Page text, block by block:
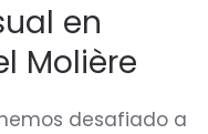
en
Molière
desafiado a